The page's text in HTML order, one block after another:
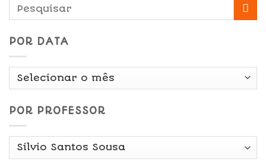
POR DATA
Por
POR PROFESSOR